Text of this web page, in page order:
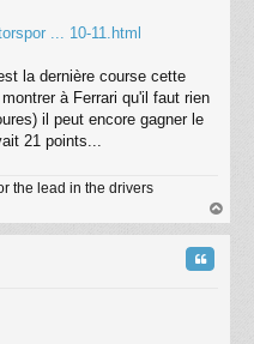
... 10-11.html
la dernière course cette
à Ferrari qu'il faut rien
il peut encore gagner le
21 points...
the lead in the drivers
au
Citation